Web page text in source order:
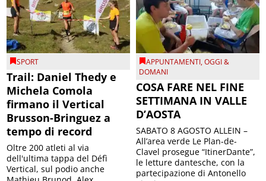
SPORT
Trail: Daniel Thedy e
Michela Comola
firmano il Vertical
Brusson-Bringuez a
tempo di record
Oltre 200 atleti al via
dell'ultima tappa del Défì
Vertical, sul podio anche
APPUNTAMENTI,OGGI &
DOMANI
COSA FARE NEL FINE
SETTIMANA IN VALLE
D’AOSTA
SABATO 8 AGOSTO ALLEIN –
All’area verde Le Plan-de-
Clavel prosegue “ItinerDante”,
le letture dantesche, con la
partecipazione di Antonello